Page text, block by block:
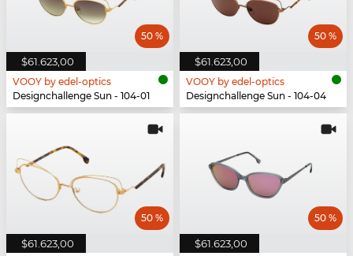
$61.623,00
50 %
VOOY by edel-optics
Designchallenge Sun - 104-01
$61.623,00
50 %
VOOY by edel-optics
Designchallenge Sun - 104-04
$61.623,00
50 %
$61.623,00
50 %